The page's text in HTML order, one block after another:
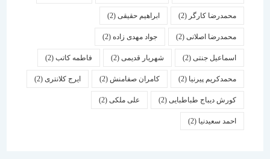
محمدرضا کارگر(2) ابراهیم حقیقی(2)
محمدرضا اصلانی(2) جواد مهدی زاده(2)
اسماعیل جنتی(2) شهریار قدیمی(2) فاطمه کاتب(2)
محمدکریم پیرنیا (2) کامران صفامنش(2) ایرج کلانتری (2)
کورش دیباج طباطبایی(2) علی ملکی(2)
احمد سعیدنیا (2)